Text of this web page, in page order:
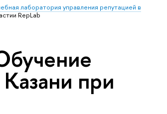
лаборатория управления репутацией в
RepLab
при